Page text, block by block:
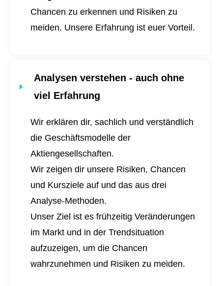
Chancen zu erkennen und Risiken zu
meiden. Unsere Erfahrung ist euer Vorteil.
Analysen verstehen - auch ohne
viel Erfahrung
Wir erklären dir, sachlich und verständlich
die Geschäftsmodelle der
Aktiengesellschaften.
Wir zeigen dir unsere Risiken, Chancen
und Kursziele auf und das aus drei
Analyse-Methoden.
Unser Ziel ist es frühzeitig Veränderungen
im Markt und in der Trendsituation
aufzuzeigen, um die Chancen
wahrzunehmen und Risiken zu meiden.